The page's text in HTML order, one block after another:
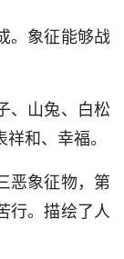
。象征能够战
、山兔、白松
和、幸福。
恶象征物，第
行。描绘了人